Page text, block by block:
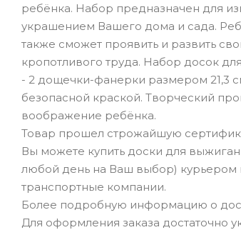
ребёнка. Набор предназначен для
украшением Вашего дома и сада.
также сможет проявить и развить
кропотливого труда. Набор досок
- 2 дощечки-фанерки размером 21,3
безопасной краской. Творческий
воображение ребёнка.
Товар прошел строжайшую
Вы можете купить доски для
любой день на Ваш выбор) курьером
транспортные компании.
Более подробную информацию о
Для оформления заказа достаточно